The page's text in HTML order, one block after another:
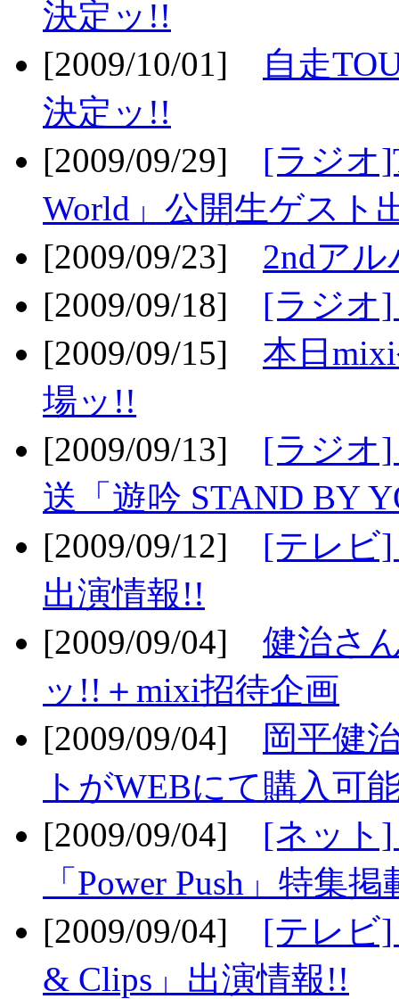
決定ッ!!
[2009/10/01]
自走
決定ッ!!
[2009/09/29] [ラジオ
World」公開生ゲスト
[2009/09/23] 2ndア
[2009/09/18] [ラジオ
[2009/09/15] 本日
場ッ!!
[2009/09/13] [ラジオ]
送「遊吟 STAND BY
[2009/09/12] [テレビ]
出演情報!!
[2009/09/04] 健治さ
ッ!!＋mixi招待企画
[2009/09/04]
岡平健
トがWEBにて購入可
[2009/09/04] [ネット]
「Power Push」特集
[2009/09/04] [テレビ]
& Clips」出演情報!!